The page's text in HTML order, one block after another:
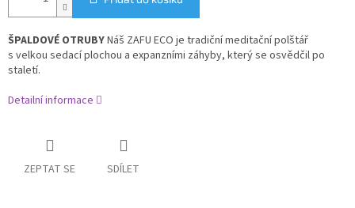
ŠPALDOVÉ OTRUBYNáš ZAFU ECO je tradiční meditační polštář
s velkou sedací plochou a expanzními záhyby, který se osvědčil po
staletí.
Detailní informace
ZEPTAT SE SDÍLET